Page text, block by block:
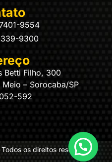
9554
9300
Betti Filho, 300
– Sorocaba/SP
592
os direitos reservados